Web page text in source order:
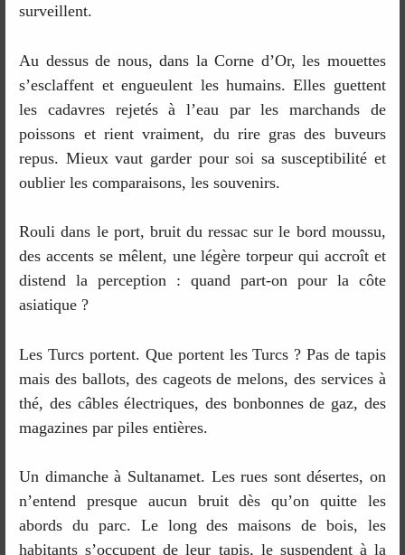
surveillent.
Au dessus de nous, dans la Corne d’Or, les mouettes
s’esclaffent et engueulent les humains. Elles guettent
les cadavres rejetés à l’eau par les marchands de
poissons et rient vraiment, du rire gras des buveurs
repus. Mieux vaut garder pour soi sa susceptibilité et
oublier les comparaisons, les souvenirs.
Rouli dans le port, bruit du ressac sur le bord moussu,
des accents se mêlent, une légère torpeur qui accroît et
distend la perception : quand part-on pour la côte
asiatique ?
Les Turcs portent. Que portent les Turcs ? Pas de tapis
mais des ballots, des cageots de melons, des services à
thé, des câbles électriques, des bonbonnes de gaz, des
magazines par piles entières.
Un dimanche à Sultanamet. Les rues sont désertes, on
n’entend presque aucun bruit dès qu’on quitte les
abords du parc. Le long des maisons de bois, les
habitants s’occupent de leur tapis, le suspendent à la